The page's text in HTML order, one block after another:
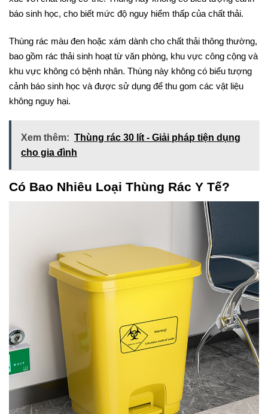
báo sinh học, cho biết mức độ nguy hiểm thấp của chất thải.
Thùng rác màu đen hoặc xám dành cho chất thải thông thường,
bao gồm rác thải sinh hoạt từ văn phòng, khu vực công cộng và
khu vực không có bệnh nhân. Thùng này không có biểu tượng
cảnh báo sinh học và được sử dụng để thu gom các vật liệu
không nguy hại.
Xem thêm: Thùng rác 30 lít - Giải pháp tiện dụng
cho gia đình
Có Bao Nhiêu Loại Thùng Rác Y Tế?